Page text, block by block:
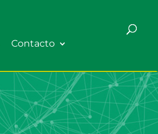
Contacto